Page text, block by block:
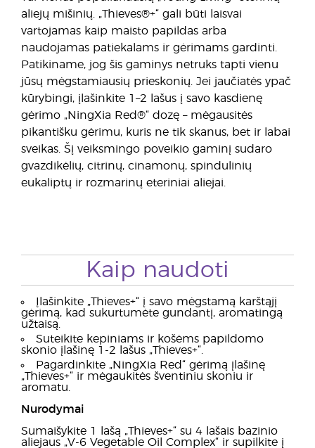
aliejų mišinių. „Thieves®+“ gali būti laisvai
vartojamas kaip maisto papildas arba
naudojamas patiekalams ir gėrimams gardinti.
Patikiname, jog šis gaminys netruks tapti vienu
jūsų mėgstamiausių prieskonių. Jei jaučiatės ypač
kūrybingi, įlašinkite 1–2 lašus į savo kasdienę
gėrimo „NingXia Red®“ dozę – mėgausitės
pikantišku gėrimu, kuris ne tik skanus, bet ir labai
sveikas. Šį veiksmingo poveikio gaminį sudaro
gvazdikėlių, citrinų, cinamonų, spindulinių
eukaliptų ir rozmarinų eteriniai aliejai.
Kaip naudoti
Įlašinkite „Thieves+“ į savo mėgstamą karštąjį
gėrimą, kad sukurtumėte gundantį, aromatingą
užtaisą.
Suteikite kepiniams ir košėms papildomo
skonio įlašinę 1-2 lašus „Thieves+“.
Pagardinkite „NingXia Red“ gėrimą įlašinę
„Thieves+“ ir mėgaukitės šventiniu skoniu ir
aromatu.
Nurodymai
Sumaišykite 1 lašą „Thieves+“ su 4 lašais bazinio
aliejaus „V-6 Vegetable Oil Complex“ ir supilkite į